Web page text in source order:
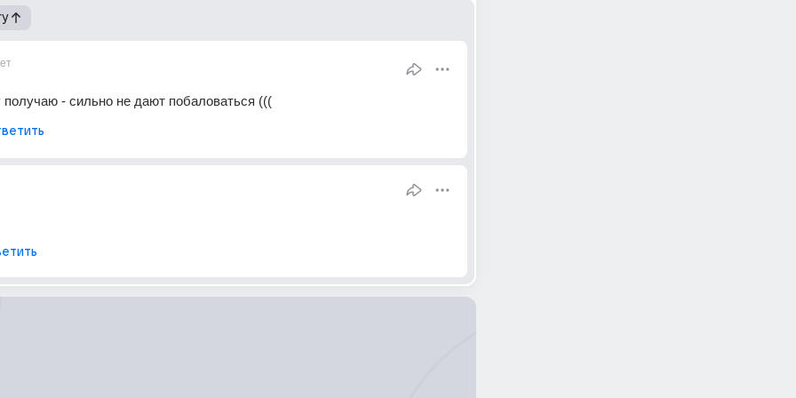
получаю - сильно не дают побаловаться (((